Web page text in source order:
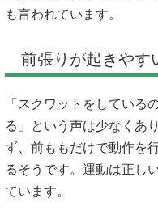
も言われています。
前張りが起きやす
「スクワットをしている
る」という声は少なくあ
ず、前ももだけで動作を
るそうです。運動は正し
ています。